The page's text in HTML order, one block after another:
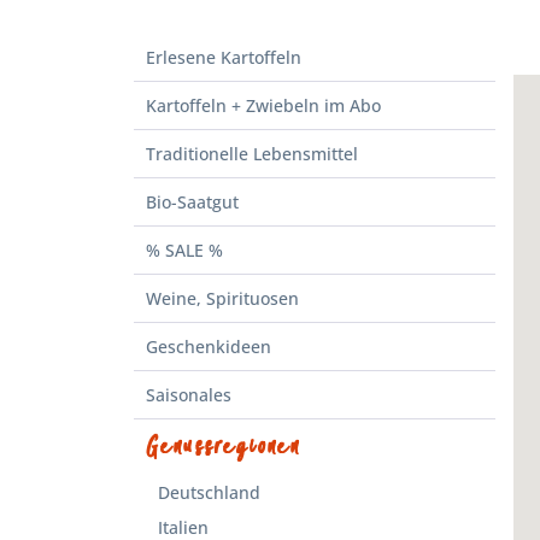
Erlesene Kartoffeln
Kartoffeln + Zwiebeln im Abo
Traditionelle Lebensmittel
Bio-Saatgut
% SALE %
Weine, Spirituosen
Geschenkideen
Saisonales
Genussregionen
Deutschland
Italien